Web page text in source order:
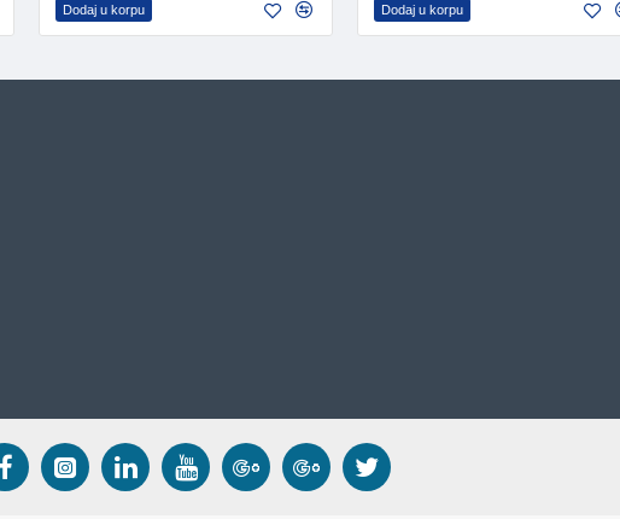
Dodaj u korpu Dodaj u korpu